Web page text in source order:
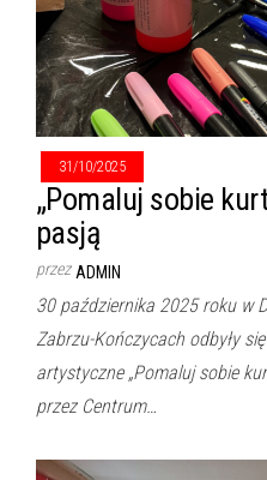
31/10/2025
„Pomaluj sobie
pasją
przez ADMIN
30 października 2025 roku w
Zabrzu-Kończycach odbyły
artystyczne „Pomaluj sobie
przez Centrum…